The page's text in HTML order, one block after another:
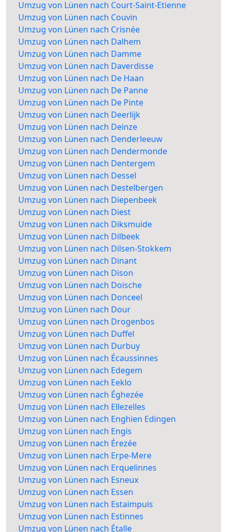
Umzug von Lünen nach Court-Saint-Etienne
Umzug von Lünen nach Couvin
Umzug von Lünen nach Crisnée
Umzug von Lünen nach Dalhem
Umzug von Lünen nach Damme
Umzug von Lünen nach Daverdisse
Umzug von Lünen nach De Haan
Umzug von Lünen nach De Panne
Umzug von Lünen nach De Pinte
Umzug von Lünen nach Deerlijk
Umzug von Lünen nach Deinze
Umzug von Lünen nach Denderleeuw
Umzug von Lünen nach Dendermonde
Umzug von Lünen nach Dentergem
Umzug von Lünen nach Dessel
Umzug von Lünen nach Destelbergen
Umzug von Lünen nach Diepenbeek
Umzug von Lünen nach Diest
Umzug von Lünen nach Diksmuide
Umzug von Lünen nach Dilbeek
Umzug von Lünen nach Dilsen-Stokkem
Umzug von Lünen nach Dinant
Umzug von Lünen nach Dison
Umzug von Lünen nach Doische
Umzug von Lünen nach Donceel
Umzug von Lünen nach Dour
Umzug von Lünen nach Drogenbos
Umzug von Lünen nach Duffel
Umzug von Lünen nach Durbuy
Umzug von Lünen nach Écaussinnes
Umzug von Lünen nach Edegem
Umzug von Lünen nach Eeklo
Umzug von Lünen nach Éghezée
Umzug von Lünen nach Ellezelles
Umzug von Lünen nach Enghien Edingen
Umzug von Lünen nach Engis
Umzug von Lünen nach Érezée
Umzug von Lünen nach Erpe-Mere
Umzug von Lünen nach Erquelinnes
Umzug von Lünen nach Esneux
Umzug von Lünen nach Essen
Umzug von Lünen nach Estaimpuis
Umzug von Lünen nach Estinnes
Umzug von Lünen nach Étalle